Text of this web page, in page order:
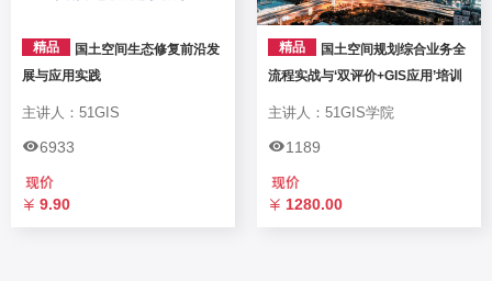
精品
国土空间生态修复前沿发
展与应用实践
主讲人：51GIS
6933
9.90
精品
国土空间规划综合业务全
流程实战与‘双评价+GIS应用’培训
主讲人：51GIS学院
1189
1280.00